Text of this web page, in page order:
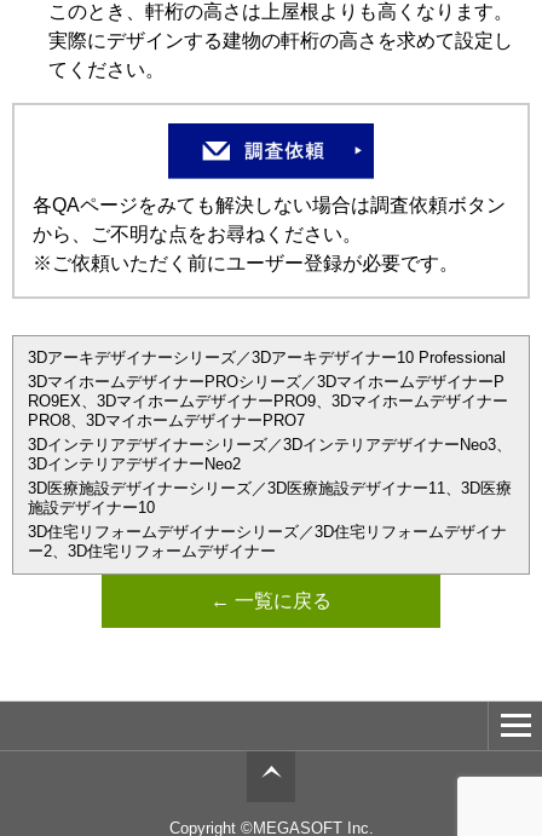
このとき、軒桁の高さは上屋根よりも高くなります。
実際にデザインする建物の軒桁の高さを求めて設定し
てください。
各QAページをみても解決しない場合は調査依頼ボタン
から、ご不明な点をお尋ねください。
※ご依頼いただく前にユーザー登録が必要です。
3Dアーキデザイナーシリーズ／3Dアーキデザイナー10 Professional
3DマイホームデザイナーPROシリーズ／3DマイホームデザイナーP
RO9EX、3DマイホームデザイナーPRO9、3Dマイホームデザイナー
PRO8、3DマイホームデザイナーPRO7
3Dインテリアデザイナーシリーズ／3DインテリアデザイナーNeo3、
3DインテリアデザイナーNeo2
3D医療施設デザイナーシリーズ／3D医療施設デザイナー11、3D医療
施設デザイナー10
3D住宅リフォームデザイナーシリーズ／3D住宅リフォームデザイナ
ー2、3D住宅リフォームデザイナー
← 一覧に戻る
Copyright ©MEGASOFT Inc.